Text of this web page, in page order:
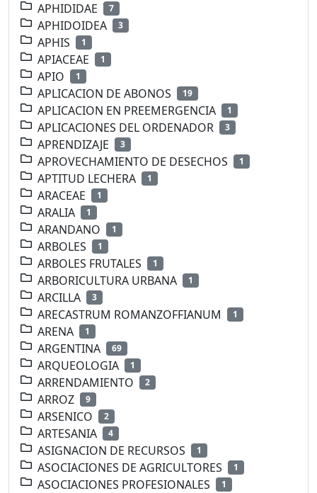
APHIDIDAE 7
APHIDOIDEA 3
APHIS 1
APIACEAE 1
APIO 1
APLICACION DE ABONOS 19
APLICACION EN PREEMERGENCIA 1
APLICACIONES DEL ORDENADOR 3
APRENDIZAJE 3
APROVECHAMIENTO DE DESECHOS 1
APTITUD LECHERA 1
ARACEAE 1
ARALIA 1
ARANDANO 1
ARBOLES 1
ARBOLES FRUTALES 1
ARBORICULTURA URBANA 1
ARCILLA 3
ARECASTRUM ROMANZOFFIANUM 1
ARENA 1
ARGENTINA 69
ARQUEOLOGIA 1
ARRENDAMIENTO 2
ARROZ 9
ARSENICO 2
ARTESANIA 4
ASIGNACION DE RECURSOS 1
ASOCIACIONES DE AGRICULTORES 1
ASOCIACIONES PROFESIONALES 1